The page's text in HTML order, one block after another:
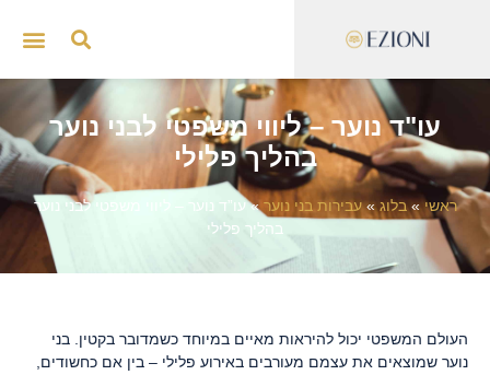
עו"ד נוער – ליווי משפטי לבני נוער
בהליך פלילי
ראשי»בלוג»עבירות בני נוער»עו”ד נוער – ליווי משפטי לבני נוער
בהליך פלילי
העולם המשפטי יכול להיראות מאיים במיוחד כשמדובר בקטין. בני
נוער שמוצאים את עצמם מעורבים באירוע פלילי – בין אם כחשודים,